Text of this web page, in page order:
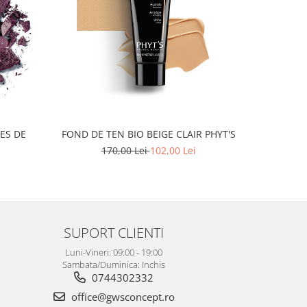
DE
FOND DE TEN BIO BEIGE CLAIR PHYT'S
170,00 Lei102,00 Lei
SUPORT CLIENTI
Luni-Vineri: 09:00 - 19:00
Sambata/Duminica: Inchis
0744302332
office@gwsconcept.ro